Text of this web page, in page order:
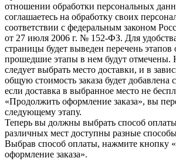
отношении обработки персональных
соглашаетесь на обработку своих
соответствии с федеральным законом
от 27 июля 2006 г. № 152-ФЗ. Для
страницы будет выведен перечень
прошедшие этапы в нем будут отмечены.
следует выбрать место доставки, и в
общую стоимость заказа будет добавлена
если доставка в выбранное место не
«Продолжить оформление заказа», вы
следующему этапу.
Теперь вы должны выбрать способ
различных мест доступны разные
Выбрав способ оплаты, нажмите кнопку
оформление заказа».